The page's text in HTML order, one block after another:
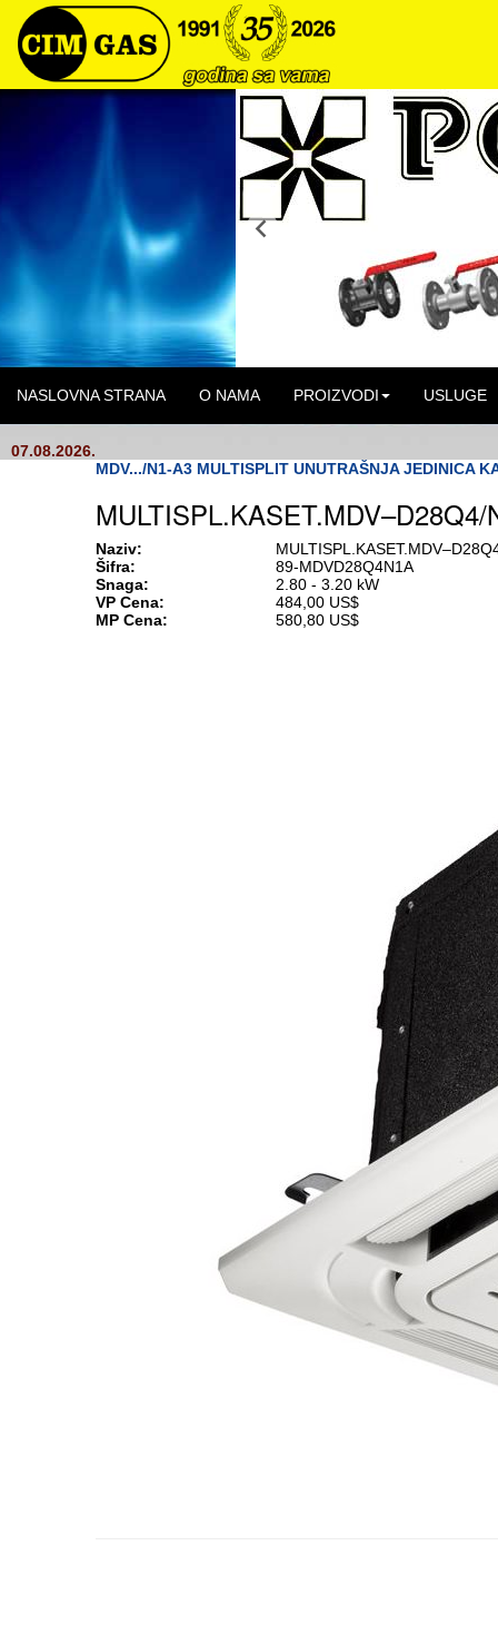
NASLOVNA STRANA O NAMA PROIZVODI USLUGE
07.08.2026.
MDV.../N1-A3 MULTISPLIT UNUTRAŠNJA JEDINICA
Naziv:
Šifra:
89-MDVD28Q4N1A
Snaga:
2.80 - 3.20 kW
VP Cena:
484,00 US$
MP Cena:
580,80 US$